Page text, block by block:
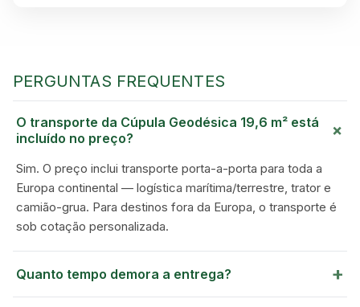
PERGUNTAS FREQUENTES
O transporte da Cúpula Geodésica 19,6 m² está
incluído no preço?
+
Sim. O preço inclui transporte porta-a-porta para toda a
Europa continental — logística marítima/terrestre, trator e
camião-grua. Para destinos fora da Europa, o transporte é
sob cotação personalizada.
Quanto tempo demora a entrega? +